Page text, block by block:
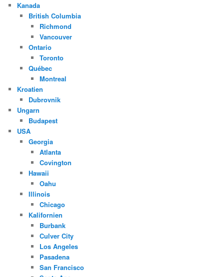
Kanada
British Columbia
Richmond
Vancouver
Ontario
Toronto
Québec
Montreal
Kroatien
Dubrovnik
Ungarn
Budapest
USA
Georgia
Atlanta
Covington
Hawaii
Oahu
Illinois
Chicago
Kalifornien
Burbank
Culver City
Los Angeles
Pasadena
San Francisco